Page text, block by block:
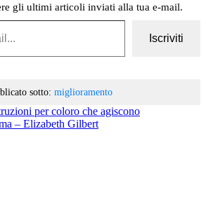
gli ultimi articoli inviati alla tua e-mail.
Iscriviti
sotto: miglioramento
per coloro che agiscono
– Elizabeth Gilbert